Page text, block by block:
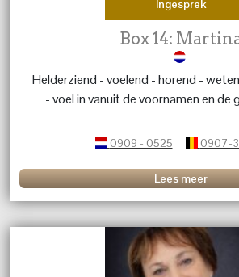
Ingesprek
Box 14:
Helderziend - voelend - horend -
- voel in vanuit de voornamen en de
0909 - 0525 0907-
Lees meer